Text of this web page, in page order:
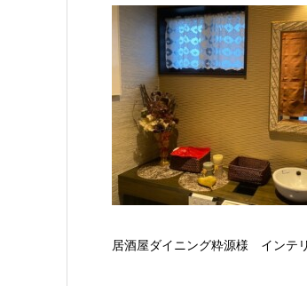
居酒屋ダイニング粋源様 インテ